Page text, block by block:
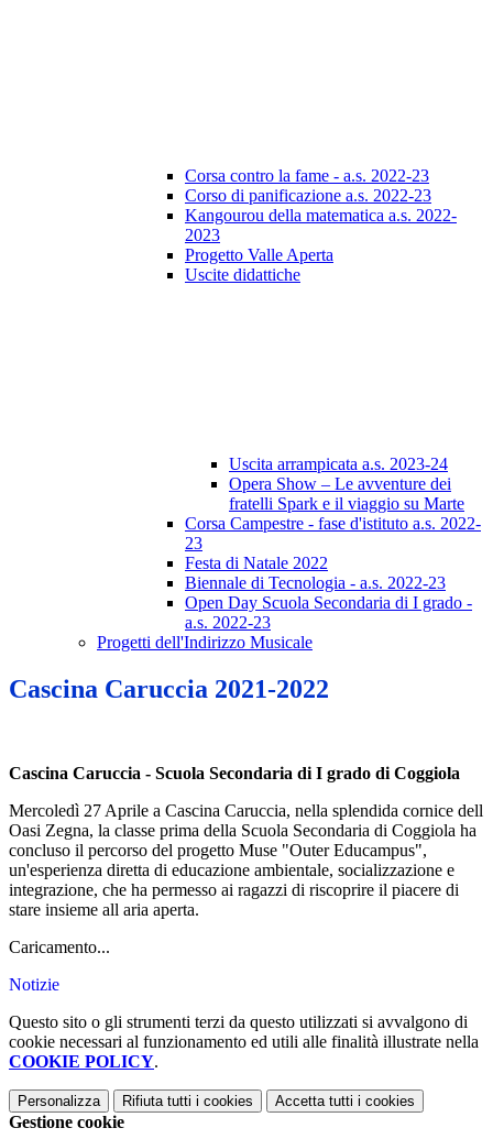
Corsa contro la fame - a.s. 2022-23
Corso di panificazione a.s. 2022-23
Kangourou della matematica a.s. 2022-
2023
Progetto Valle Aperta
Uscite didattiche
Uscita arrampicata a.s. 2023-24
Opera Show – Le avventure dei
fratelli Spark e il viaggio su Marte
Corsa Campestre - fase d'istituto a.s. 2022-
23
Festa di Natale 2022
Biennale di Tecnologia - a.s. 2022-23
Open Day Scuola Secondaria di I grado -
a.s. 2022-23
Progetti dell'Indirizzo Musicale
Cascina Caruccia 2021-2022
Cascina Caruccia - Scuola Secondaria di I grado di Coggiola
Mercoledì 27 Aprile a Cascina Caruccia, nella splendida cornice dell
Oasi Zegna, la classe prima della Scuola Secondaria di Coggiola ha
concluso il percorso del progetto Muse "Outer Educampus",
un'esperienza diretta di educazione ambientale, socializzazione e
integrazione, che ha permesso ai ragazzi di riscoprire il piacere di
stare insieme all aria aperta.
Caricamento...
Notizie
Questo sito o gli strumenti terzi da questo utilizzati si avvalgono di
cookie necessari al funzionamento ed utili alle finalità illustrate nella
COOKIE POLICY.
Personalizza Rifiuta tutti i cookies Accetta tutti i cookies
Gestione cookie